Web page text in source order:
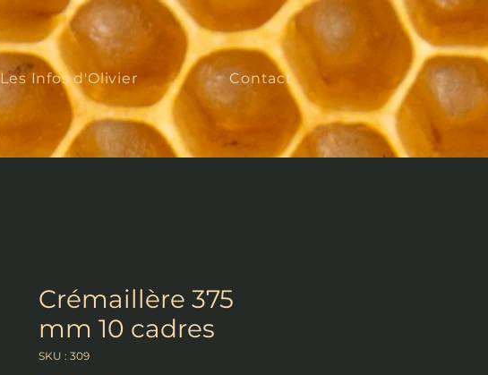
Les Infos d'Olivier Contact
Crémaillère 375
mm 10 cadres
SKU : 309